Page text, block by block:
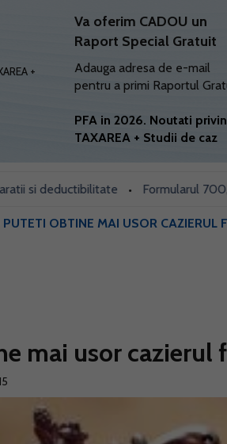
Va oferim CADOU un
Raport Special Gratuit
Adauga adresa de e-mail
pentru a primi Raportul
PFA in 2026. Noutati
TAXAREA + Studii de caz
deductibilitate • Formularul 700,
PUTETI OBTINE MAI USOR CAZIERUL
mai usor cazierul